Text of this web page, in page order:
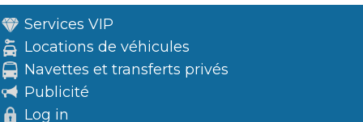
Services VIP
Locations de véhicules
Navettes et transferts privés
Publicité
Log in